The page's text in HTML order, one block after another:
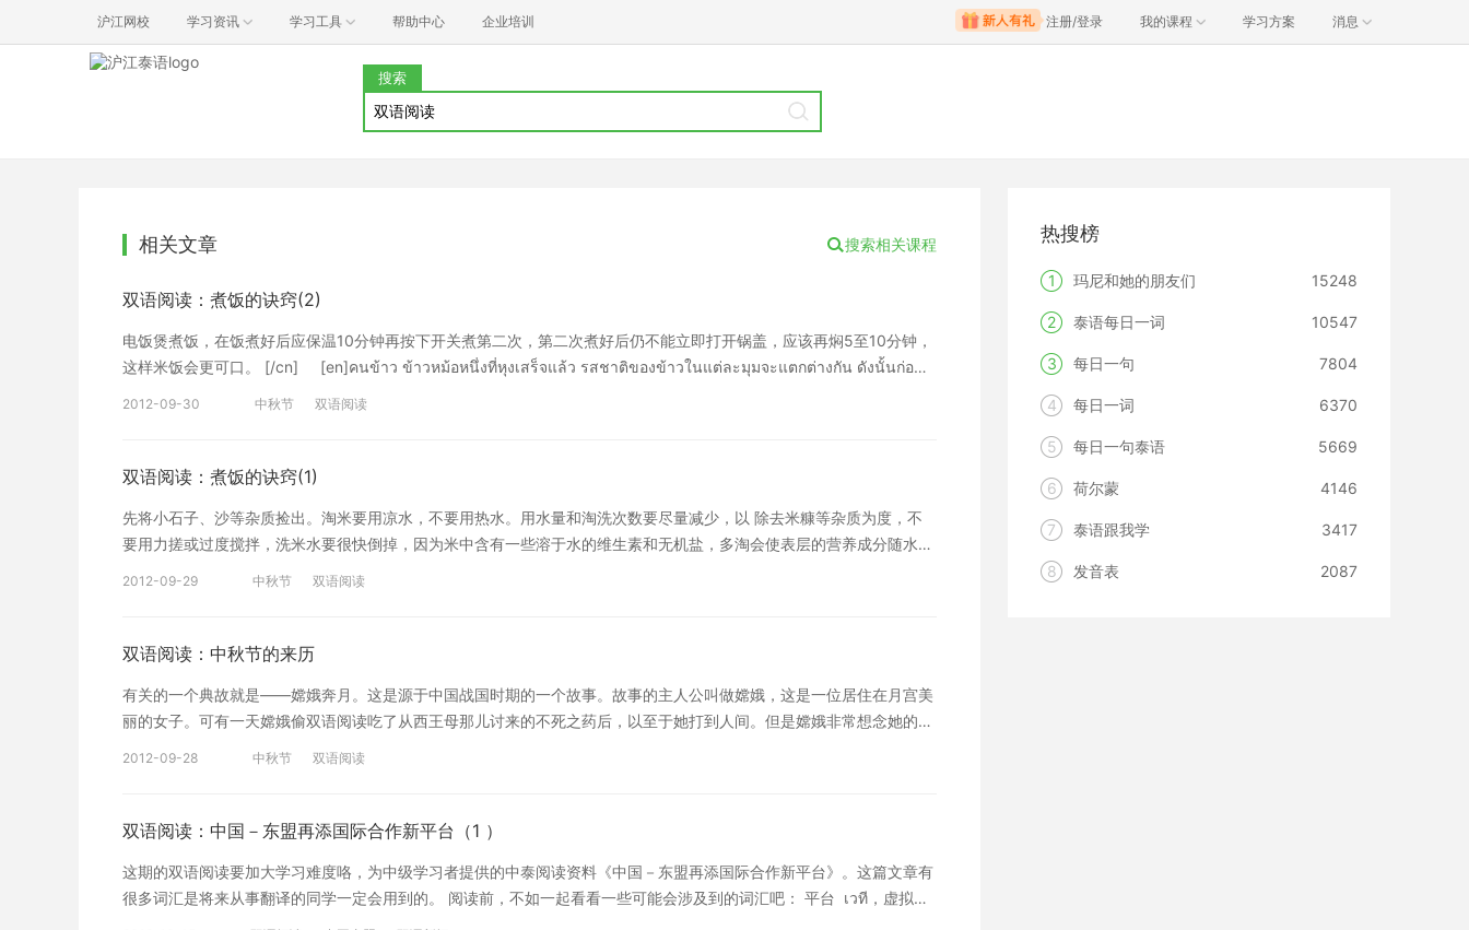
沪江网校 学习资讯 学习工具 帮助中心 企业培训 注册/登录 我的课程 学习方案 消息
搜索
相关文章 搜索相关课程
双语阅读：煮饭的诀窍(2)
电饭煲煮饭，在饭煮好后应保温10分钟再按下开关煮第二次，第二次煮好后仍不能立即打开锅盖，应该再焖5至10分钟，
这样米饭会更可口。 [/cn] [en]คนข้าว ข้าวหม้อหนึ่งที่หุงเสร็จแล้ว รสชาติของข้าวในแต่ละมุมจะแตกต่างกัน ดังนั้นก่อน
吃。[/cn] 本双语文章的泰语写作和中文翻译系沪江泰语原创内容，转载请注明出处。中文翻译仅代表译者个人观点，仅
2012-09-30 中秋节 双语阅读
双语阅读：煮饭的诀窍(1)
先将小石子、沙等杂质捡出。淘米要用凉水，不要用热水。用水量和淘洗次数要尽量减少，以 除去米糠等杂质为度，不
要用力搓或过度搅拌，洗米水要很快倒掉，因为米中含有一些溶于水的维生素和无机盐，多淘会使表层的营养成分随水双
แช่พองแล้วจะประหยัดเวลากว่าข้าวสารที่ไม่ใด้แช่น้ำ นอกจากนั้นข้าวสารที่แช่น้ำพองตัวแล้วภายในและภายนอกของเมล็ด
水浸泡10-15分钟。因为米的结构紧密，水吸附和渗透到里层需较长时间，煮熟浸涨的米粒比没有浸涨的米粒更省时，并
且浸涨的米粒内外受热均匀，米饭香软可口。 [/cn] 本双语文章的泰语写作和中文翻译系沪江泰语原创内容，转载请注明
出处。中文翻译仅代表译者个人观点，仅供参考。如有不妥之处，欢迎指正。 还有剩下的三步诀窍是什么呢，请继续关
2012-09-29 中秋节 双语阅读
双语阅读：中秋节的来历
有关的一个典故就是——嫦娥奔月。这是源于中国战国时期的一个故事。故事的主人公叫做嫦娥，这是一位居住在月宫美
丽的女子。可有一天嫦娥偷双语阅读吃了从西王母那儿讨来的不死之药后，以至于她打到人间。但是嫦娥非常想念她的丈
วันที่พระจันทร์ใหญ่ที่สุดและส่องแสงสว่างไสวที่สุด วันนั้นทุกคนก็จะรับประทานอาหารร่วมกัน ครอบครัวก็ออกไปชม
ให้ความสำคัญกับเทศกาลนี้[/en][cn]从此，每年中秋的时候每个中国人都会回家和家人团聚。中秋的时候也是月亮最大最
圆的时候，这一天大家都聚在一块吃月饼，全家老小都走出家门赏月嘴上也诉说着自己的幸福。无论是中国人还是旅居泰
2012-09-28 中秋节 双语阅读
双语阅读：中国－东盟再添国际合作新平台（1 ）
这期的双语阅读要加大学习难度咯，为中级学习者提供的中泰阅读资料《中国－东盟再添国际合作新平台》。这篇文章有
很多词汇是将来从事翻译的同学一定会用到的。 阅读前，不如一起看看一些可能会涉及到的词汇吧： 平台 เวที，虚拟
热搜榜
1 玛尼和她的朋友们 15248
2 泰语每日一词 10547
3 每日一句 7804
4 每日一词 6370
5 每日一句泰语 5669
6 荷尔蒙 4146
7 泰语跟我学 3417
8 发音表 2087